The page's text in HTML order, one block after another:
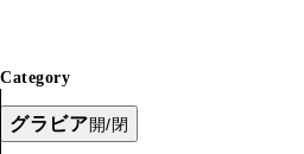
Category
グラビア開/閉